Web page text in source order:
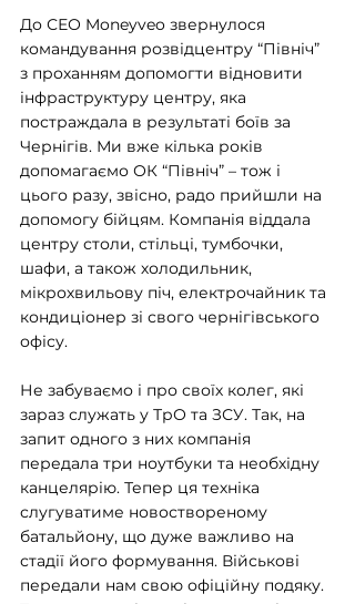
До СЕО Moneyveo звернулося
командування розвідцентру “Північ”
з проханням допомогти відновити
інфраструктуру центру, яка
постраждала в результаті боїв за
Чернігів. Ми вже кілька років
допомагаємо ОК “Північ” – тож і
цього разу, звісно, радо прийшли на
допомогу бійцям. Компанія віддала
центру столи, стільці, тумбочки,
шафи, а також холодильник,
мікрохвильову піч, електрочайник та
кондиціонер зі свого чернігівського
офісу.
Не забуваємо і про своїх колег, які
зараз служать у ТрО та ЗСУ. Так, на
запит одного з них компанія
передала три ноутбуки та необхідну
канцелярію. Тепер ця техніка
слугуватиме новоствореному
батальйону, що дуже важливо на
стадії його формування. Військові
передали нам свою офіційну подяку.